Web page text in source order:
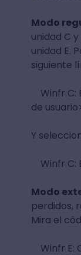
Modo
unidad C
unidad E.
siguiente
Winfr C:
de
Y
Winfr C:
Modo
perdidos,
Mira el
Winfr E: